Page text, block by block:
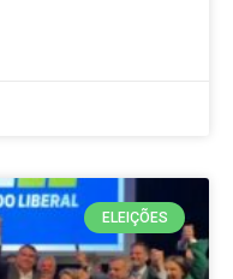
ELEIÇÕES